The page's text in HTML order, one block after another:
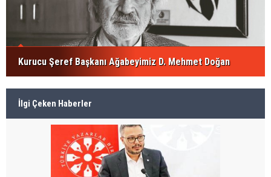
Kurucu Şeref Başkanı Ağabeyimiz D. Mehmet Doğan
İlgi Çeken Haberler